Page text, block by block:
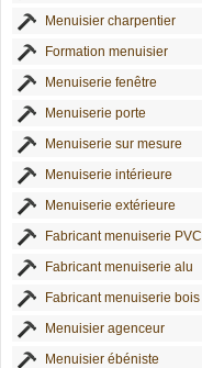
Menuisier charpentier
Formation menuisier
Menuiserie fenêtre
Menuiserie porte
Menuiserie sur mesure
Menuiserie intérieure
Menuiserie extérieure
Fabricant menuiserie PVC
Fabricant menuiserie alu
Fabricant menuiserie bois
Menuisier agenceur
Menuisier ébéniste